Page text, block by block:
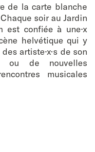
de la carte blanche
soir au Jardin
est confiée à une·x
helvétique qui y
artiste·x·s de son
ou de nouvelles
musicales